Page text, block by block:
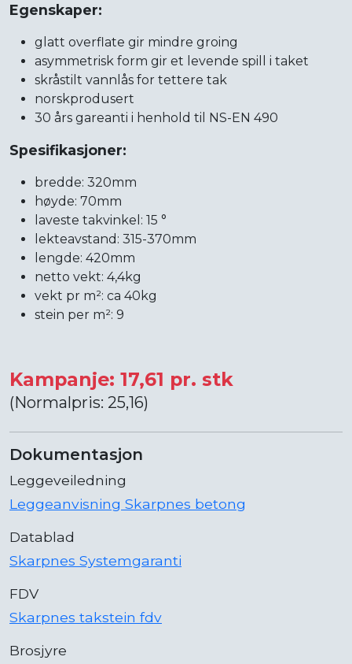
Egenskaper:
glatt overflate gir mindre groing
asymmetrisk form gir et levende spill i taket
skråstilt vannlås for tettere tak
norskprodusert
30 års gareanti i henhold til NS-EN 490
Spesifikasjoner:
bredde: 320mm
høyde: 70mm
laveste takvinkel: 15 °
lekteavstand: 315-370mm
lengde: 420mm
netto vekt: 4,4kg
vekt pr m²: ca 40kg
stein per m²: 9
Kampanje: 17,61 pr. stk
(Normalpris: 25,16)
Dokumentasjon
Leggeveiledning
Leggeanvisning Skarpnes betong
Datablad
Skarpnes Systemgaranti
FDV
Skarpnes takstein fdv
Brosjyre